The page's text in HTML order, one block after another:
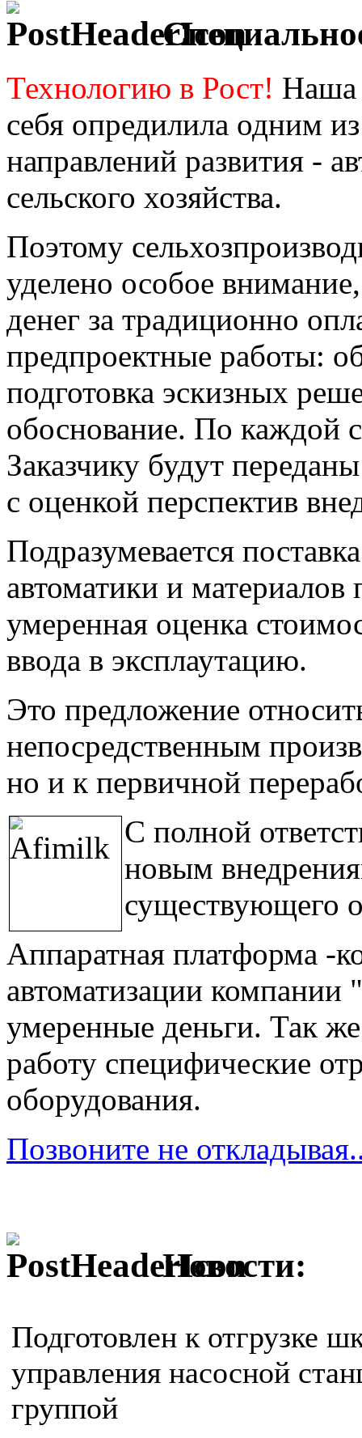
Технологию в Рост! Наша
себя опредилила одним
направлений развития -
сельского хозяйства.
Поэтому
уделено особое
денег за традиционно
предпроектные работы:
подготовка эскизных
обоснование. По каждой
Заказчику будут
с оценкой перспектив
Подразумевается
автоматики и
умеренная оценка
ввода в эксплаутацию.
Это предложение
непосредственным
но и к первичной
С полной
новым
существующего
Аппаратная платформа -
автоматизации
умеренные деньги. Так
работу специфические
оборудования.
Позвоните не
Новости:
Подготовлен к отгрузке
управления насосной
группой